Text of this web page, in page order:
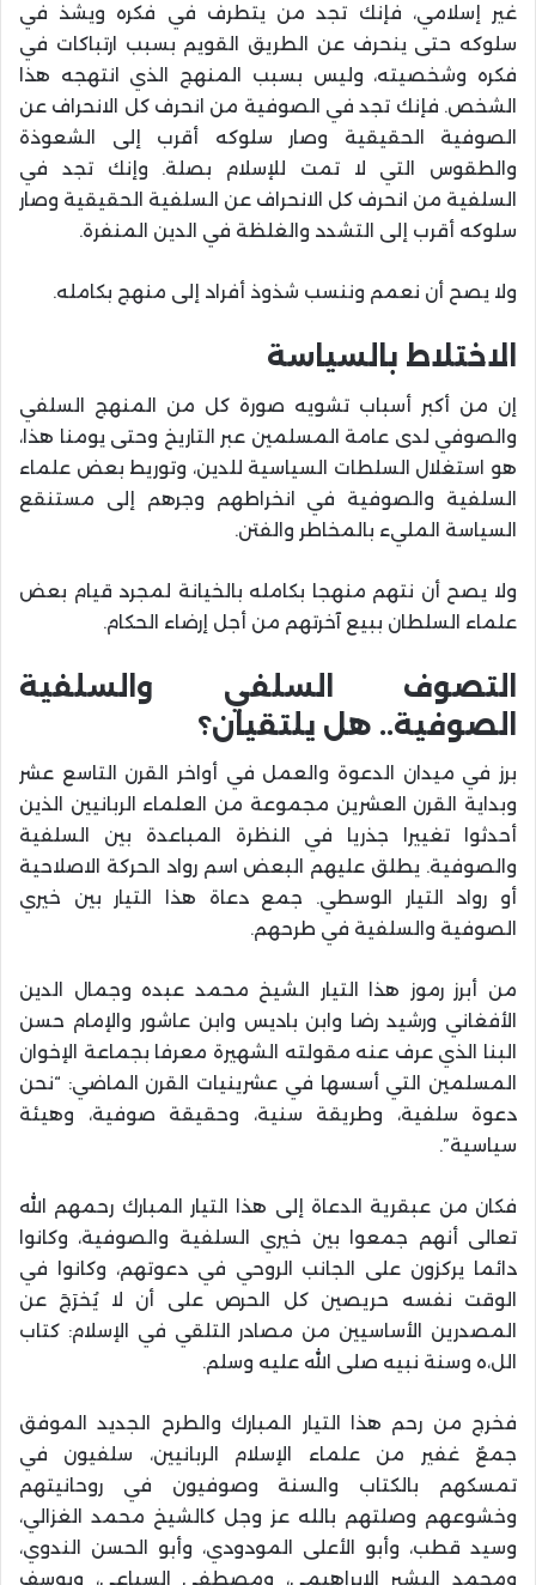
غير إسلامي، فإنك تجد من يتطرف في فكره ويشذ في
سلوكه حتى ينحرف عن الطريق القويم بسبب ارتباكات في
فكره وشخصيته، وليس بسبب المنهج الذي انتهجه هذا
الشخص. فإنك تجد في الصوفية من انحرف كل الانحراف عن
الصوفية الحقيقية وصار سلوكه أقرب إلى الشعوذة
والطقوس التي لا تمت للإسلام بصلة. وإنك تجد في
السلفية من انحرف كل الانحراف عن السلفية الحقيقية وصار
سلوكه أقرب إلى التشدد والغلظة في الدين المنفرة.
ولا يصح أن نعمم وننسب شذوذ أفراد إلى منهج بكامله.
الاختلاط بالسياسة
إن من أكبر أسباب تشويه صورة كل من المنهج السلفي
والصوفي لدى عامة المسلمين عبر التاريخ وحتى يومنا هذا،
هو استغلال السلطات السياسية للدين، وتوريط بعض علماء
السلفية والصوفية في انخراطهم وجرهم إلى مستنقع
السياسة المليء بالمخاطر والفتن.
ولا يصح أن نتهم منهجا بكامله بالخيانة لمجرد قيام بعض
علماء السلطان ببيع آخرتهم من أجل إرضاء الحكام.
التصوف السلفي والسلفية
الصوفية.. هل يلتقيان؟
برز في ميدان الدعوة والعمل في أواخر القرن التاسع عشر
وبداية القرن العشرين مجموعة من العلماء الربانيين الذين
أحدثوا تغييرا جذريا في النظرة المباعدة بين السلفية
والصوفية. يطلق عليهم البعض اسم رواد الحركة الاصلاحية
أو رواد التيار الوسطي. جمع دعاة هذا التيار بين خيري
الصوفية والسلفية في طرحهم.
من أبرز رموز هذا التيار الشيخ محمد عبده وجمال الدين
الأفغاني ورشيد رضا وابن باديس وابن عاشور والإمام حسن
البنا الذي عرف عنه مقولته الشهيرة معرفا بجماعة الإخوان
المسلمين التي أسسها في عشرينيات القرن الماضي: “نحن
دعوة سلفية، وطريقة سنية، وحقيقة صوفية، وهيئة
سياسية”.
فكان من عبقرية الدعاة إلى هذا التيار المبارك رحمهم الله
تعالى أنهم جمعوا بين خيري السلفية والصوفية، وكانوا
دائما يركزون على الجانب الروحي في دعوتهم، وكانوا في
الوقت نفسه حريصين كل الحرص على أن لا يُخرَجَ عن
المصدرين الأساسيين من مصادر التلقي في الإسلام: كتاب
الل،ه وسنة نبيه صلى الله عليه وسلم.
فخرج من رحم هذا التيار المبارك والطرح الجديد الموفق
جمعٌ غفير من علماء الإسلام الربانيين، سلفيون في
تمسكهم بالكتاب والسنة وصوفيون في روحانيتهم
وخشوعهم وصلتهم بالله عز وجل كالشيخ محمد الغزالي،
وسيد قطب، وأبو الأعلى المودودي، وأبو الحسن الندوي،
ومحمد البشير الإبراهيمي، ومصطفى السباعي، ويوسف